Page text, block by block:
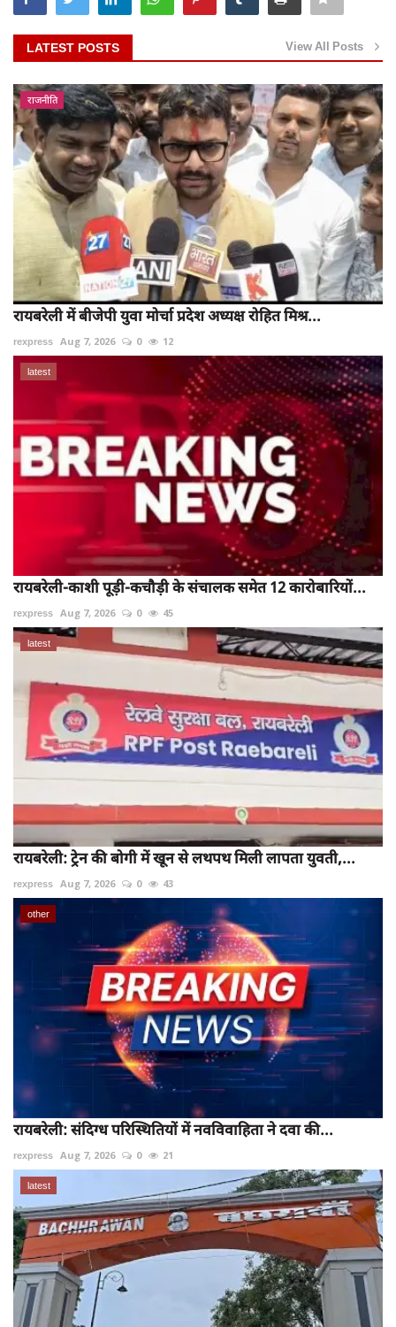
LATEST POSTS View All Posts
राजनीति
रायबरेली में बीजेपी युवा मोर्चा प्रदेश अध्यक्ष रोहित मिश्र...
rexpress Aug 7, 2026 0 12
latest
रायबरेली-काशी पूड़ी-कचौड़ी के संचालक समेत 12 कारोबारियों...
rexpress Aug 7, 2026 0 45
latest
रायबरेली: ट्रेन की बोगी में खून से लथपथ मिली लापता युवती,...
rexpress Aug 7, 2026 0 43
other
रायबरेली: संदिग्ध परिस्थितियों में नवविवाहिता ने दवा की...
rexpress Aug 7, 2026 0 21
latest